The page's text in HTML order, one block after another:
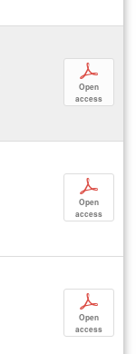
p
Open
access
p
Open
access
p
Open
access